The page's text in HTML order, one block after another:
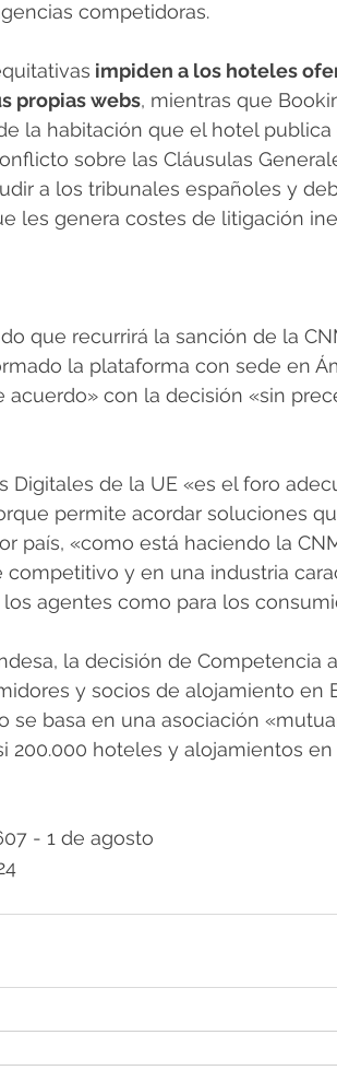
competidoras.
impiden a los hoteles
propias webs, mientras que
la habitación que el hotel publica
sobre las Cláusulas
a los tribunales españoles y
les genera costes de litigación
que recurrirá la sanción de la
la plataforma con sede en
acuerdo» con la decisión «sin
Digitales de la UE «es el foro
permite acordar soluciones
país, «como está haciendo la
y en una industria
agentes como para los
la decisión de Competencia
y socios de alojamiento en
se basa en una asociación
200.000 hoteles y alojamientos en
- 1 de agosto